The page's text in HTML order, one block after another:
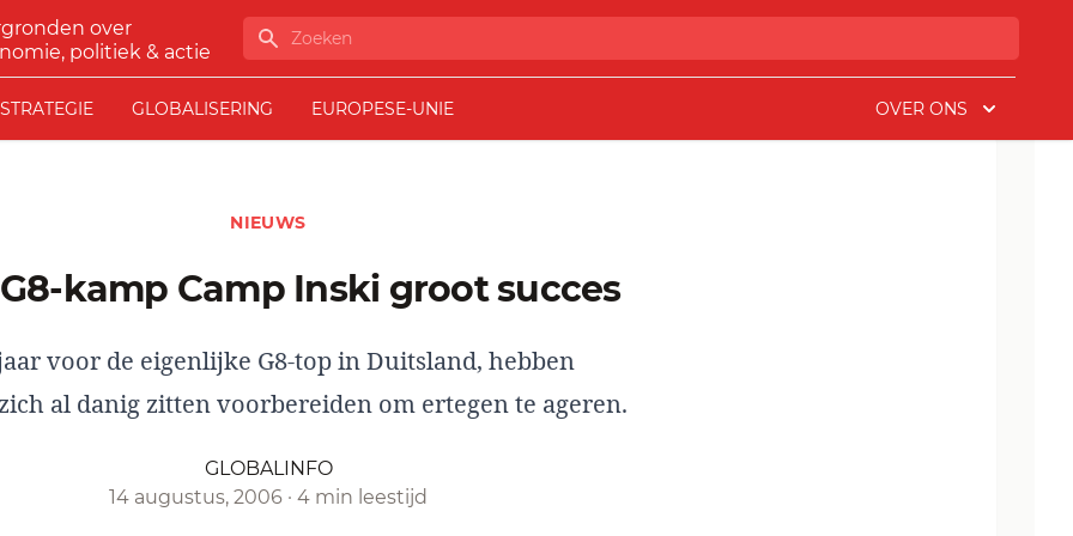
over
politiek & actie
Zoeken
STRATEGIE GLOBALISERING EUROPESE-UNIE OVER ONS
NIEUWS
G8-kamp Camp Inski groot succes
voor de eigenlijke G8-top in Duitsland, hebben
al danig zitten voorbereiden om ertegen te ageren.
GLOBALINFO
14 augustus, 2006 · 4 min leestijd